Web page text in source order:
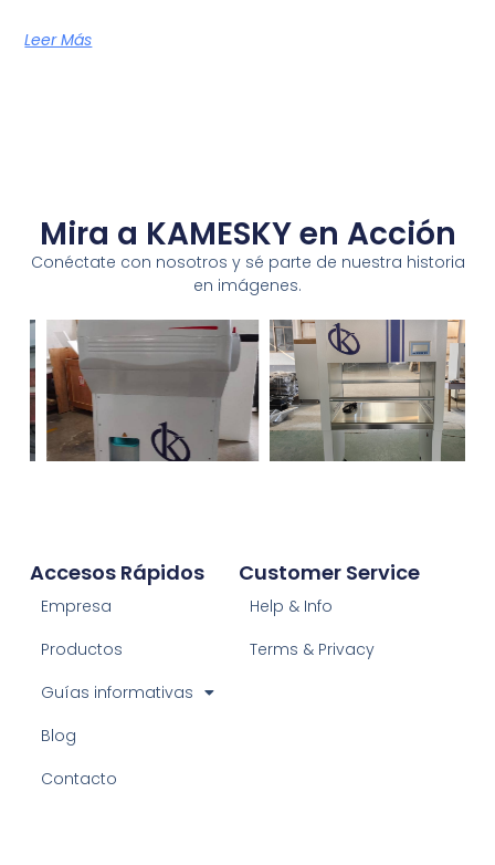
Leer Más
Mira a KAMESKY en Acción
Conéctate con nosotros y sé parte de nuestra historia
en imágenes.
Customer Service
Help & Info
Terms & Privacy
Accesos Rápidos
Empresa
Productos
Guías informativas
Blog
Contacto